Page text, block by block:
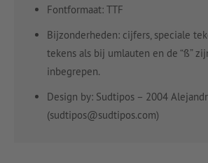
Fontformaat: TTF
Bijzonderheden: cijfers, speciale
tekens als bij umlauten en de “ß”
inbegrepen.
Design by: Sudtipos – 2004
(sudtipos@sudtipos.com)